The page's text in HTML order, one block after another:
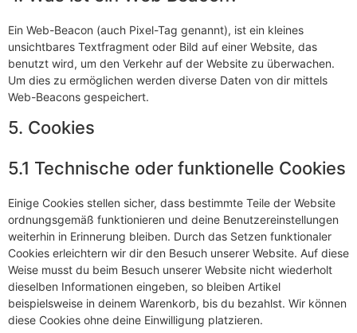
Ein Web-Beacon (auch Pixel-Tag genannt), ist ein kleines
unsichtbares Textfragment oder Bild auf einer Website, das
benutzt wird, um den Verkehr auf der Website zu überwachen.
Um dies zu ermöglichen werden diverse Daten von dir mittels
Web-Beacons gespeichert.
5. Cookies
5.1 Technische oder funktionelle Cookies
Einige Cookies stellen sicher, dass bestimmte Teile der Website
ordnungsgemäß funktionieren und deine Benutzereinstellungen
weiterhin in Erinnerung bleiben. Durch das Setzen funktionaler
Cookies erleichtern wir dir den Besuch unserer Website. Auf diese
Weise musst du beim Besuch unserer Website nicht wiederholt
dieselben Informationen eingeben, so bleiben Artikel
beispielsweise in deinem Warenkorb, bis du bezahlst. Wir können
diese Cookies ohne deine Einwilligung platzieren.